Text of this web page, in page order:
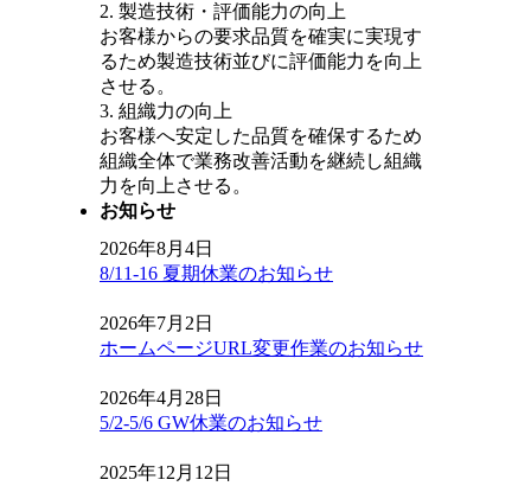
2. 製造技術・評価能力の向上
お客様からの要求品質を確実に実現す
るため製造技術並びに評価能力を向上
させる。
3. 組織力の向上
お客様へ安定した品質を確保するため
組織全体で業務改善活動を継続し組織
力を向上させる。
お知らせ
2026年8月4日
8/11-16 夏期休業のお知らせ
2026年7月2日
ホームページURL変更作業のお知らせ
2026年4月28日
5/2-5/6 GW休業のお知らせ
2025年12月12日